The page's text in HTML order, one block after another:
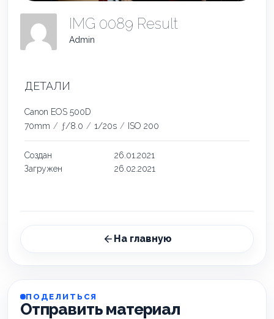
IMG 0089 Result
Admin
ДЕТАЛИ
Canon EOS 500D
70mm / ƒ/8.0 / 1/20s / ISO 200
Создан
26.01.2021
Загружен
26.02.2021
На главную
ПОДЕЛИТЬСЯ
Отправить материал